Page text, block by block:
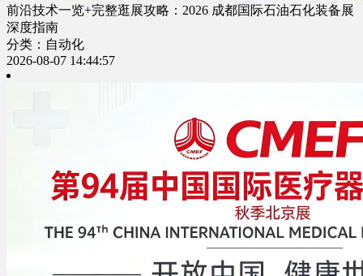
前沿技术一览+完整逛展攻略：2026 成都国际石油石化装备展
深度指南
分类：自动化
2026-08-07 14:44:57